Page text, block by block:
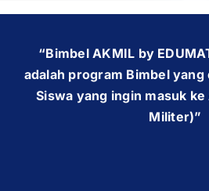
CONTACT
“Bimbel AKMIL by
adalah program Bimbel
Siswa yang ingin masuk
Militer)”